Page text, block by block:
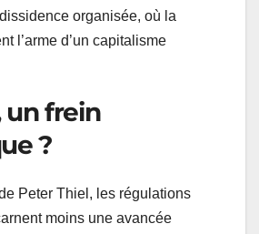
organisée, où la
l’arme d’un capitalisme
un frein
?
Peter Thiel, les régulations
moins une avancée